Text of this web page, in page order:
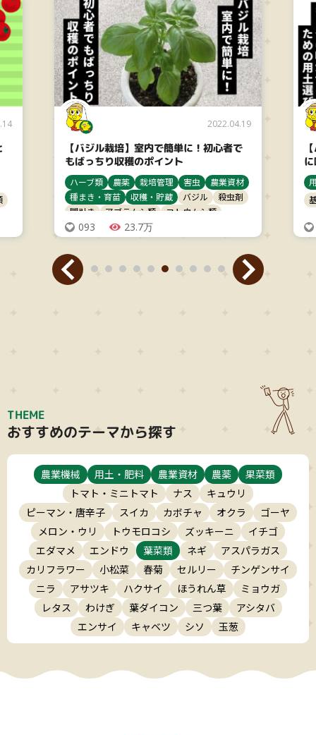
2022.04.19
【バジル栽培】室内で簡単に！初心者で
もばっちり収穫のポイント
ハーブ類 農薬 栽培管理 害虫
農業資材
種まき・育苗
収穫・貯蔵 バジル
殺虫剤
間引き
アブラムシ類 ヨトウムシ類
093 23.7万
THEME
おすすめのテーマから探す
農業機械 用土・肥料 農業資材 農薬
果菜類
トマト・ミニトマト
ナス
キュウリ
ピーマン・唐辛子
スイカ カボチャ オクラ
ゴーヤ
メロン・ウリ
トウモロコシ ズッキーニ
イチゴ
エダマメ
エンドウ 葉菜類 ネギ
アスパラガス
カリフラワー
小松菜 春菊 セルリー
チンゲンサイ
ニラ
アサツキ ハクサイ ほうれん草
ミョウガ
レタス
わけぎ 葉ダイコン 三つ葉
アシタバ
エンサイ
キャベツ シソ 玉葱